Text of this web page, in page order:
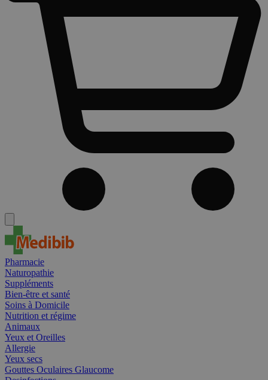
Pharmacie
Naturopathie
Suppléments
Bien-être et santé
Soins à Domicile
Nutrition et régime
Animaux
Yeux et Oreilles
Allergie
Yeux secs
Gouttes Oculaires Glaucome